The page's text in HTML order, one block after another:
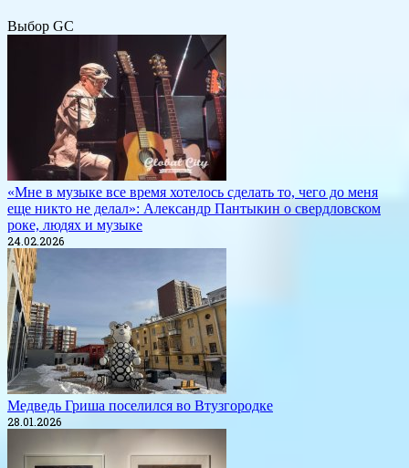
Выбор GC
«Мне в музыке все время хотелось сделать то, чего до меня
еще никто не делал»: Александр Пантыкин о свердловском
роке, людях и музыке
24.02.2026
Медведь Гриша поселился во Втузгородке
28.01.2026